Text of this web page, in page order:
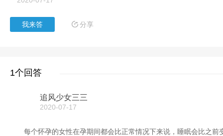
我来答 分享
1个回答
追风少女三三
2020-07-17
每个怀孕的女性在孕期间都会比正常情况下来说，睡眠会比之前